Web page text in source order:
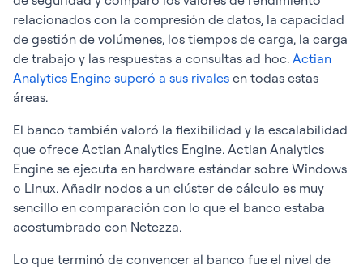
relacionados con la compresión de datos, la capacidad
de gestión de volúmenes, los tiempos de carga, la carga
de trabajo y las respuestas a consultas ad hoc. Actian
Analytics Engine superó a sus rivales en todas estas
áreas.
El banco también valoró la flexibilidad y la escalabilidad
que ofrece Actian Analytics Engine. Actian Analytics
Engine se ejecuta en hardware estándar sobre Windows
o Linux. Añadir nodos a un clúster de cálculo es muy
sencillo en comparación con lo que el banco estaba
acostumbrado con Netezza.
Lo que terminó de convencer al banco fue el nivel de